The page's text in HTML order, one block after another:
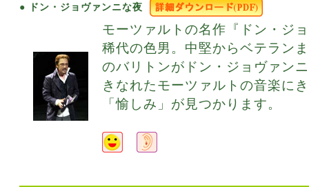
● ドン・ジョヴァンニな夜
モーツァルトの名作『ドン・ジ
稀代の色男。中堅からベテラン
のバリトンがドン・ジョヴァン
きなれたモーツァルトの音楽に
「愉しみ」が見つかります。